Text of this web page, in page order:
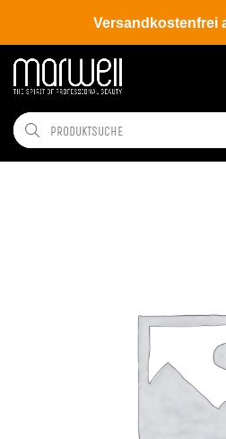
Versandkostenfrei
Shop Hair Coloration